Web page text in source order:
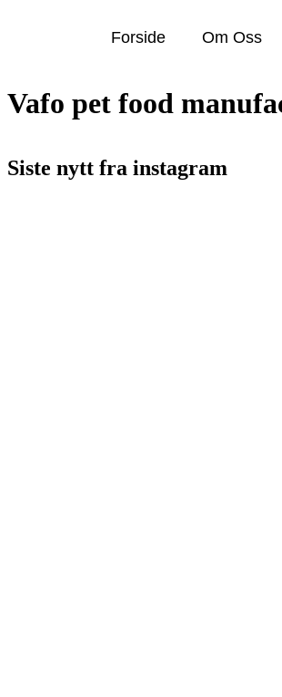
Forside Om Oss
Vafo pet food
Siste nytt fra instagram